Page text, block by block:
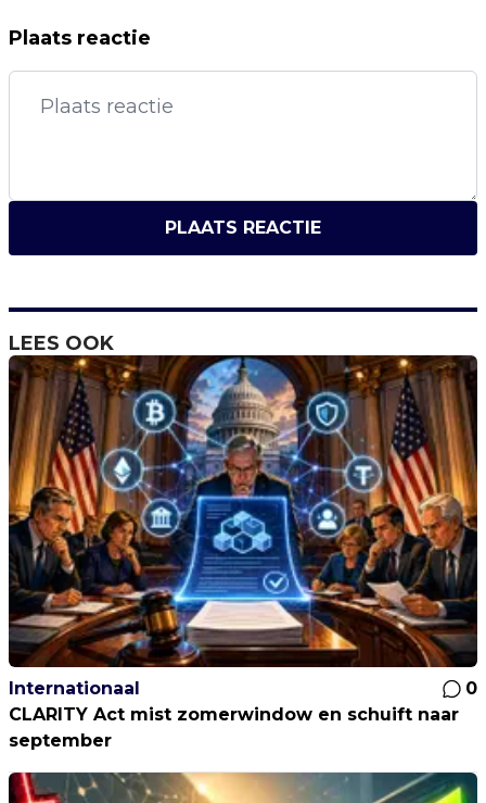
Plaats reactie
PLAATS REACTIE
LEES OOK
Internationaal
0
CLARITY Act mist zomerwindow en schuift naar
september